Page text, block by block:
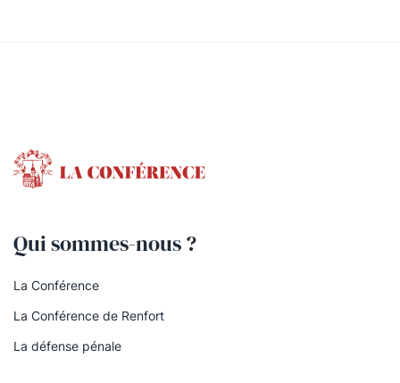
Qui sommes-nous ?
La Conférence
La Conférence de Renfort
La défense pénale